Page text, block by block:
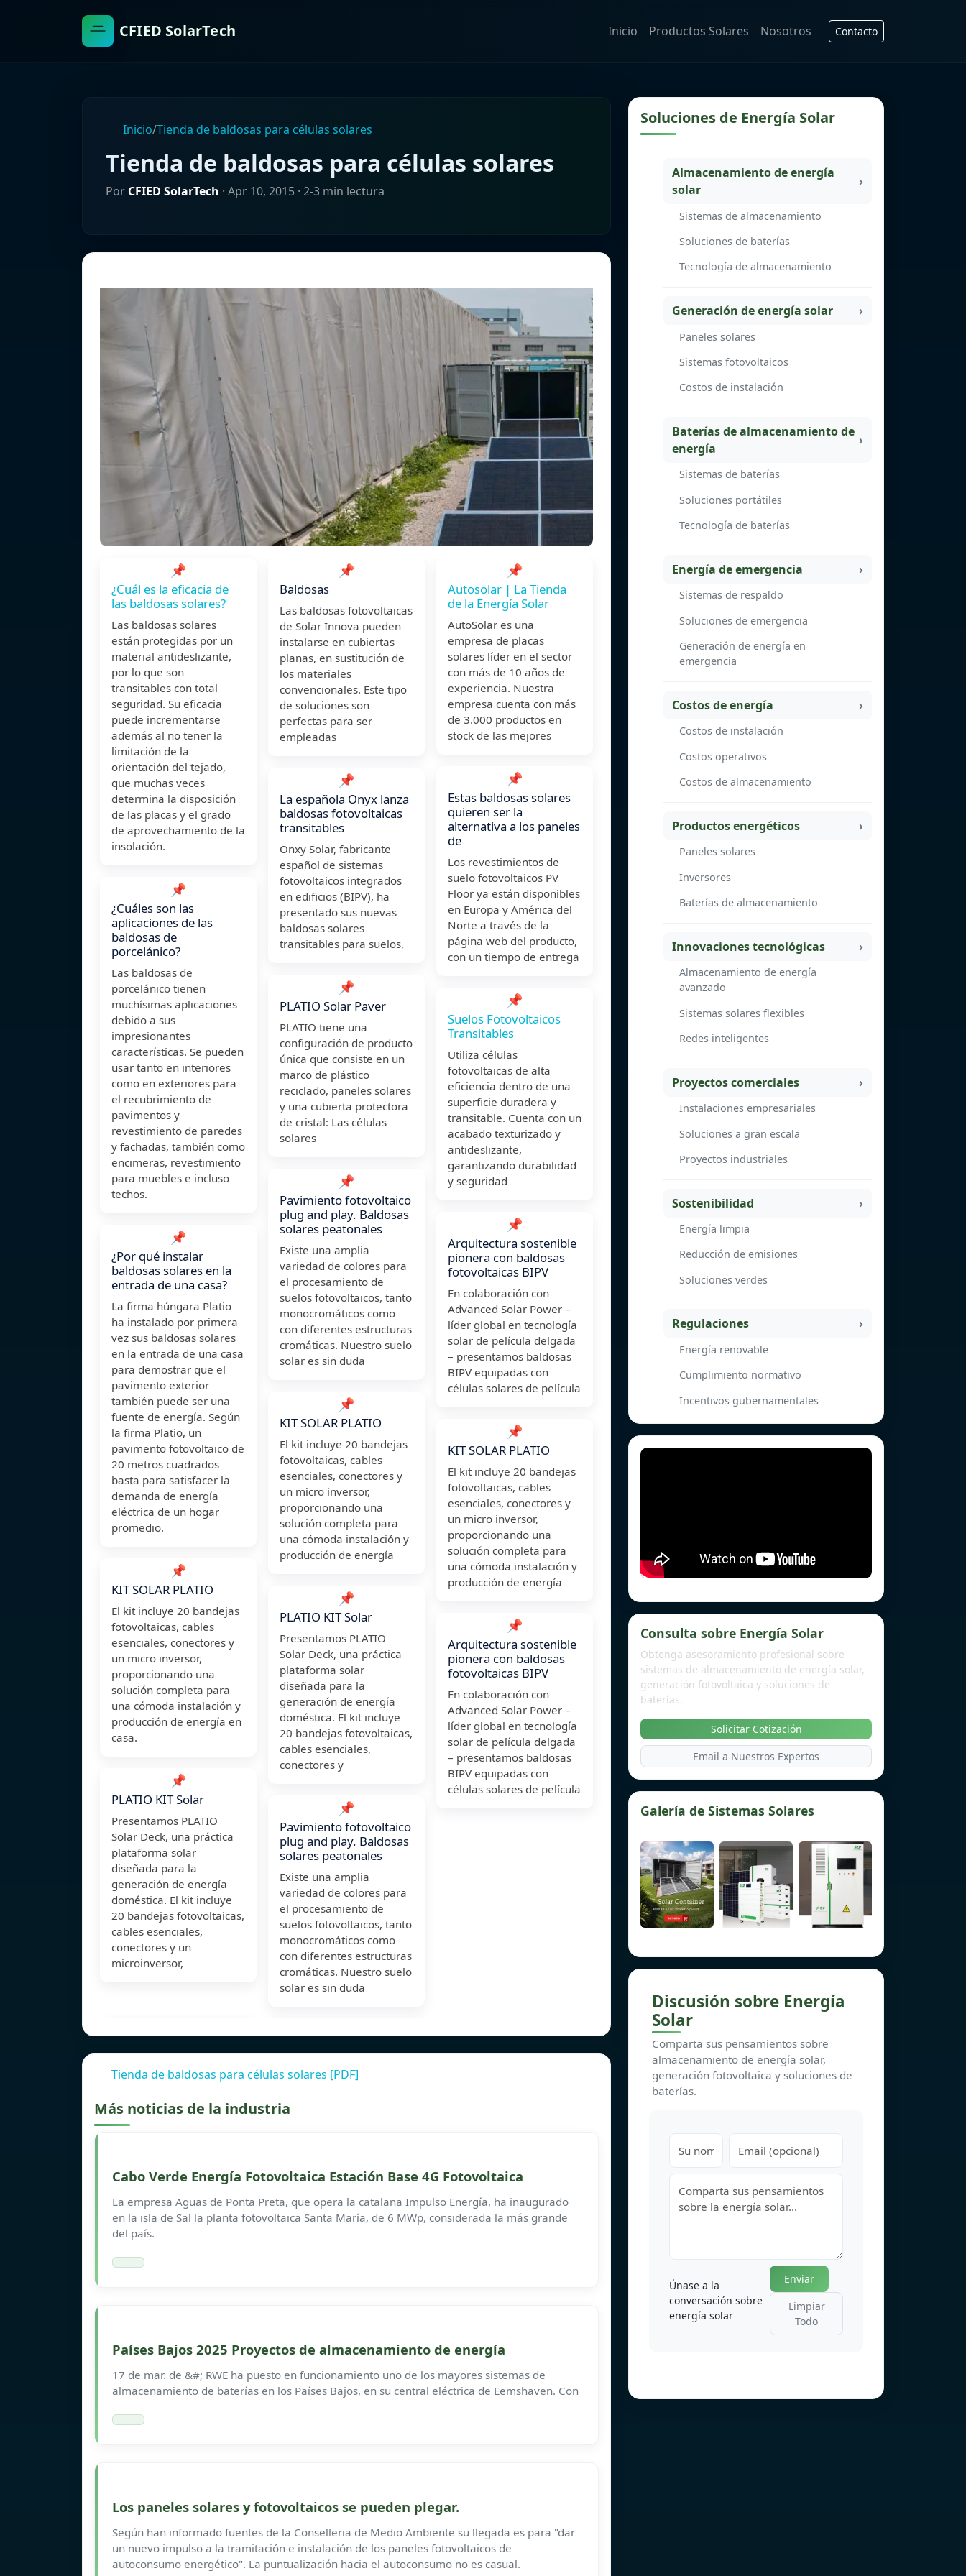
CFIED SolarTech Inicio Productos Solares Nosotros Contacto
Inicio/Tienda de baldosas para células solares
Tienda de baldosas para células solares
Por CFIED SolarTech · Apr 10, 2015 · 2-3 min lectura
📌
¿Cuál es la eficacia de
las baldosas solares?
Las baldosas solares
están protegidas por un
material antideslizante,
por lo que son
transitables con total
seguridad. Su eficacia
puede incrementarse
además al no tener la
limitación de la
orientación del tejado,
que muchas veces
determina la disposición
de las placas y el grado
de aprovechamiento de la
insolación.
📌
¿Cuáles son las
aplicaciones de las
baldosas de
porcelánico?
Las baldosas de
porcelánico tienen
muchísimas aplicaciones
debido a sus
impresionantes
características. Se pueden
usar tanto en interiores
como en exteriores para
el recubrimiento de
pavimentos y
revestimiento de paredes
y fachadas, también como
encimeras, revestimiento
para muebles e incluso
techos.
📌
¿Por qué instalar
baldosas solares en la
entrada de una casa?
La firma húngara Platio
ha instalado por primera
vez sus baldosas solares
en la entrada de una casa
para demostrar que el
pavimento exterior
también puede ser una
fuente de energía. Según
la firma Platio, un
pavimento fotovoltaico de
20 metros cuadrados
basta para satisfacer la
demanda de energía
eléctrica de un hogar
promedio.
📌
KIT SOLAR PLATIO
El kit incluye 20 bandejas
fotovoltaicas, cables
esenciales, conectores y
un micro inversor,
proporcionando una
solución completa para
una cómoda instalación y
producción de energía en
casa.
📌
PLATIO KIT Solar
Presentamos PLATIO
Solar Deck, una práctica
plataforma solar
diseñada para la
generación de energía
doméstica. El kit incluye
20 bandejas fotovoltaicas,
cables esenciales,
conectores y un
microinversor,
📌
Baldosas
Las baldosas fotovoltaicas
de Solar Innova pueden
instalarse en cubiertas
planas, en sustitución de
los materiales
convencionales. Este tipo
de soluciones son
perfectas para ser
empleadas
📌
La española Onyx lanza
baldosas fotovoltaicas
transitables
Onxy Solar, fabricante
español de sistemas
fotovoltaicos integrados
en edificios (BIPV), ha
presentado sus nuevas
baldosas solares
transitables para suelos,
📌
PLATIO Solar Paver
PLATIO tiene una
configuración de producto
única que consiste en un
marco de plástico
reciclado, paneles solares
y una cubierta protectora
de cristal: Las células
solares
📌
Pavimiento fotovoltaico
plug and play. Baldosas
solares peatonales
Existe una amplia
variedad de colores para
el procesamiento de
suelos fotovoltaicos, tanto
monocromáticos como
con diferentes estructuras
cromáticas. Nuestro suelo
solar es sin duda
📌
KIT SOLAR PLATIO
El kit incluye 20 bandejas
fotovoltaicas, cables
esenciales, conectores y
un micro inversor,
proporcionando una
solución completa para
una cómoda instalación y
producción de energía
📌
PLATIO KIT Solar
Presentamos PLATIO
Solar Deck, una práctica
plataforma solar
diseñada para la
generación de energía
doméstica. El kit incluye
20 bandejas fotovoltaicas,
cables esenciales,
conectores y
📌
Pavimiento fotovoltaico
plug and play. Baldosas
solares peatonales
Existe una amplia
variedad de colores para
el procesamiento de
suelos fotovoltaicos, tanto
monocromáticos como
con diferentes estructuras
cromáticas. Nuestro suelo
solar es sin duda
📌
Autosolar | La Tienda
de la Energía Solar
AutoSolar es una
empresa de placas
solares líder en el sector
con más de 10 años de
experiencia. Nuestra
empresa cuenta con más
de 3.000 productos en
stock de las mejores
📌
Estas baldosas solares
quieren ser la
alternativa a los paneles
de
Los revestimientos de
suelo fotovoltaicos PV
Floor ya están disponibles
en Europa y América del
Norte a través de la
página web del producto,
con un tiempo de entrega
📌
Suelos Fotovoltaicos
Transitables
Utiliza células
fotovoltaicas de alta
eficiencia dentro de una
superficie duradera y
transitable. Cuenta con un
acabado texturizado y
antideslizante,
garantizando durabilidad
y seguridad
📌
Arquitectura sostenible
pionera con baldosas
fotovoltaicas BIPV
En colaboración con
Advanced Solar Power –
líder global en tecnología
solar de película delgada
– presentamos baldosas
BIPV equipadas con
células solares de película
📌
KIT SOLAR PLATIO
El kit incluye 20 bandejas
fotovoltaicas, cables
esenciales, conectores y
un micro inversor,
proporcionando una
solución completa para
una cómoda instalación y
producción de energía
📌
Arquitectura sostenible
pionera con baldosas
fotovoltaicas BIPV
En colaboración con
Advanced Solar Power –
líder global en tecnología
solar de película delgada
– presentamos baldosas
BIPV equipadas con
células solares de película
Tienda de baldosas para células solares [PDF]
Más noticias de la industria
Cabo Verde Energía Fotovoltaica Estación Base 4G Fotovoltaica
La empresa Aguas de Ponta Preta, que opera la catalana Impulso Energía, ha inaugurado
en la isla de Sal la planta fotovoltaica Santa María, de 6 MWp, considerada la más grande
del país.
Países Bajos 2025 Proyectos de almacenamiento de energía
17 de mar. de &#; RWE ha puesto en funcionamiento uno de los mayores sistemas de
almacenamiento de baterías en los Países Bajos, en su central eléctrica de Eemshaven. Con
Los paneles solares y fotovoltaicos se pueden plegar.
Según han informado fuentes de la Conselleria de Medio Ambiente su llegada es para "dar
un nuevo impulso a la tramitación e instalación de los paneles fotovoltaicos de
autoconsumo energético". La puntualización hacia el autoconsumo no es casual.
Soluciones de Energía Solar
Almacenamiento de energía
solar
Sistemas de almacenamiento
Soluciones de baterías
Tecnología de almacenamiento
Generación de energía solar
Paneles solares
Sistemas fotovoltaicos
Costos de instalación
Baterías de almacenamiento de
energía
Sistemas de baterías
Soluciones portátiles
Tecnología de baterías
Energía de emergencia
Sistemas de respaldo
Soluciones de emergencia
Generación de energía en
emergencia
Costos de energía
Costos de instalación
Costos operativos
Costos de almacenamiento
Productos energéticos
Paneles solares
Inversores
Baterías de almacenamiento
Innovaciones tecnológicas
Almacenamiento de energía
avanzado
Sistemas solares flexibles
Redes inteligentes
Proyectos comerciales
Instalaciones empresariales
Soluciones a gran escala
Proyectos industriales
Sostenibilidad
Energía limpia
Reducción de emisiones
Soluciones verdes
Regulaciones
Energía renovable
Cumplimiento normativo
Incentivos gubernamentales
Consulta sobre Energía Solar
Obtenga asesoramiento profesional sobre
sistemas de almacenamiento de energía solar,
generación fotovoltaica y soluciones de
baterías.
Solicitar Cotización
Email a Nuestros Expertos
Galería de Sistemas Solares
Discusión sobre Energía
Solar
Comparta sus pensamientos sobre
almacenamiento de energía solar,
generación fotovoltaica y soluciones de
baterías.
Únase a la
conversación sobre
energía solar
Enviar
Limpiar
Todo